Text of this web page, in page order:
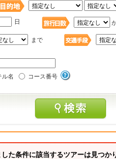
日
まで
ル名 コース番号
た条件に該当するツアーは見つか